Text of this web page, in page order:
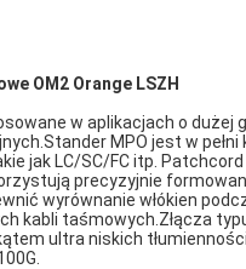
OM2 Orange LSZH
w aplikacjach o dużej
MPO jest w
jak LC/SC/FC itp.
precyzyjnie
wyrównanie włókien
kabli taśmowych.Złącza
ultra niskich